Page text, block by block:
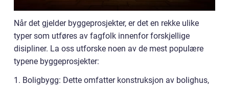
Når det gjelder byggeprosjekter, er det en rekke ulike
typer som utføres av fagfolk innenfor forskjellige
disipliner. La oss utforske noen av de mest populære
typene byggeprosjekter:
1. Boligbygg: Dette omfatter konstruksjon av bolighus,